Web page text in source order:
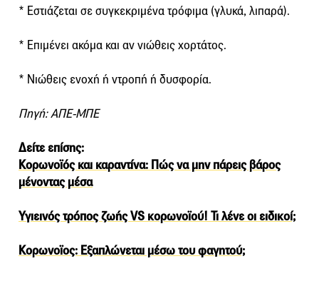
* Εστιάζεται σε συγκεκριμένα τρόφιμα (γλυκά, λιπαρά).
* Επιμένει ακόμα και αν νιώθεις χορτάτος.
* Νιώθεις ενοχή ή ντροπή ή δυσφορία.
Πηγή: ΑΠΕ-ΜΠΕ
Δείτε επίσης:
Κορωνοϊός και καραντίνα: Πώς να μην πάρεις βάρος
μένοντας μέσα
Υγιεινός τρόπος ζωής VS κορωνοϊού! Τι λένε οι ειδικοί;
Κορωνοϊος: Εξαπλώνεται μέσω του φαγητού;